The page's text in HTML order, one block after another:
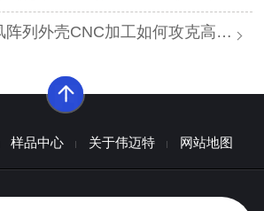
加工如何攻克高精度与声学一致性难题？
样品中心 关于伟迈特 网站地图